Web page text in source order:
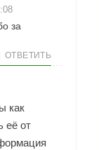
за
ОТВЕТИТЬ
как
её от